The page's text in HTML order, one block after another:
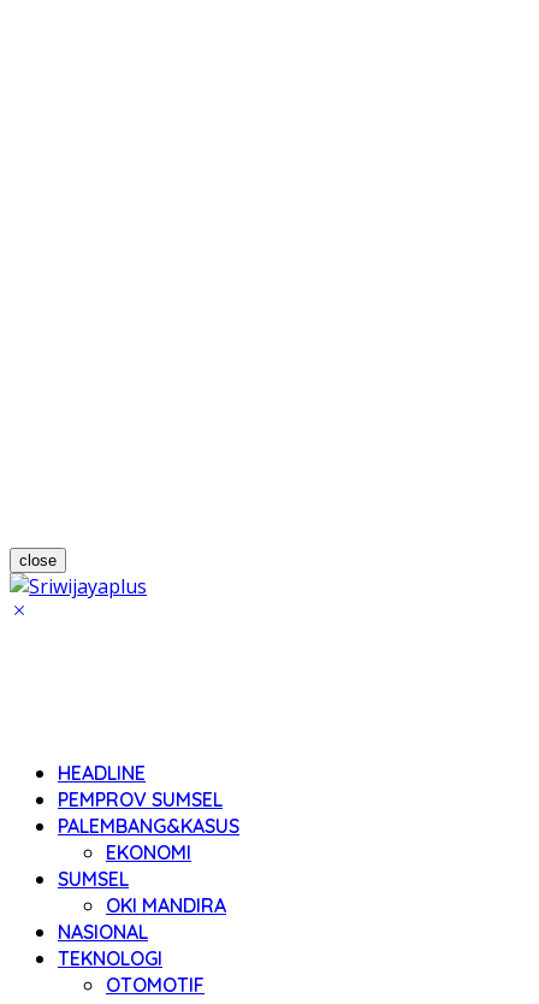
close
HEADLINE
PEMPROV SUMSEL
PALEMBANG&KASUS
EKONOMI
SUMSEL
OKI MANDIRA
NASIONAL
TEKNOLOGI
OTOMOTIF